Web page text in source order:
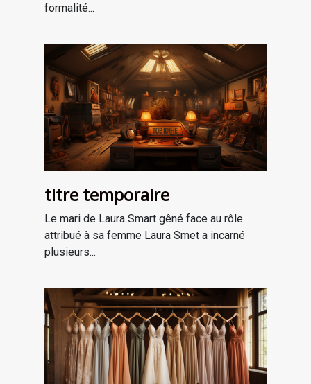
formalité...
titre temporaire
Le mari de Laura Smart gêné face au rôle
attribué à sa femme Laura Smet a incarné
plusieurs...